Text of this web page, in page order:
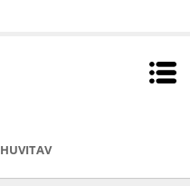
HUVITAV